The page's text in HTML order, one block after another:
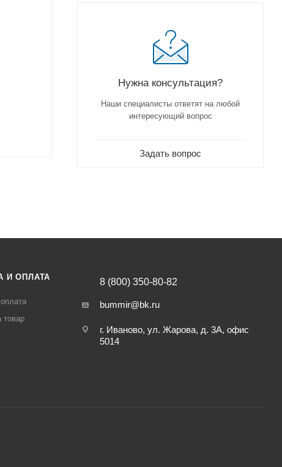
Нужна консультация?
Наши специалисты ответят на любой
интересующий вопрос
Задать вопрос
И ОПЛАТА
товар
8 (800) 350-80-82
bummir@bk.ru
г. Иваново, ул. Жарова, д. 3А, офис
5014